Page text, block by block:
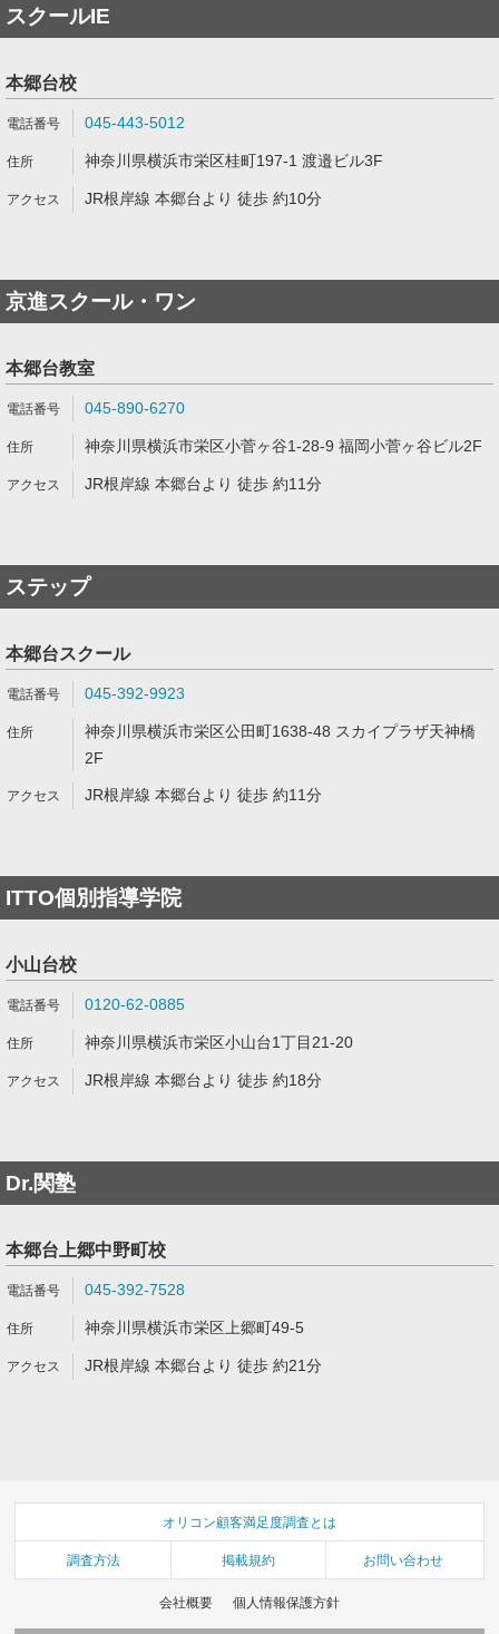
スクールIE
本郷台校
045-443-5012
神奈川県横浜市栄区桂町197-1 渡邉ビル3F
JR根岸線 本郷台より 徒歩 約10分
京進スクール・ワン
本郷台教室
045-890-6270
神奈川県横浜市栄区小菅ヶ谷1-28-9 福岡小菅ヶ谷ビル2F
JR根岸線 本郷台より 徒歩 約11分
ステップ
本郷台スクール
045-392-9923
神奈川県横浜市栄区公田町1638-48 スカイプラザ天神橋
2F
JR根岸線 本郷台より 徒歩 約11分
ITTO個別指導学院
小山台校
0120-62-0885
神奈川県横浜市栄区小山台1丁目21-20
JR根岸線 本郷台より 徒歩 約18分
Dr.関塾
本郷台上郷中野町校
045-392-7528
神奈川県横浜市栄区上郷町49-5
JR根岸線 本郷台より 徒歩 約21分
オリコン顧客満足度調査とは
調査方法 掲載規約 お問い合わせ
会社概要 個人情報保護方針